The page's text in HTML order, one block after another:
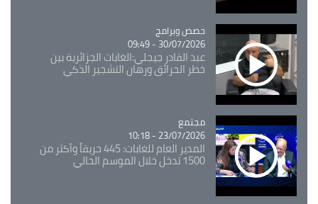
Catégorie
حصص وبرامج
30/07/2026 - 09:49
عبد القادر جيجلي:الغابات الجزائرية بين
خطر الحرائق ورهان التشجير الذكي
Catégorie
مجتمع
23/07/2026 - 10:18
المدير العام للغابات: 445 حريقاً وأكثر من
1500 تدخل خلال الموسم الحالي